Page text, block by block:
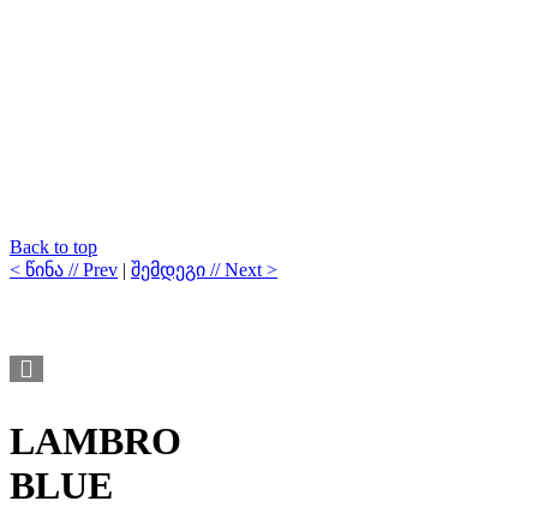
Back to top
< წინა // Prev | შემდეგი // Next >
LAMBRO
BLUE